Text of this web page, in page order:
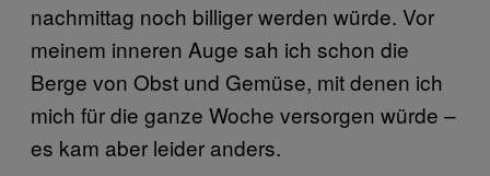
nachmittag noch billiger werden würde. Vor
meinem inneren Auge sah ich schon die
Berge von Obst und Gemüse, mit denen ich
mich für die ganze Woche versorgen würde –
es kam aber leider anders.